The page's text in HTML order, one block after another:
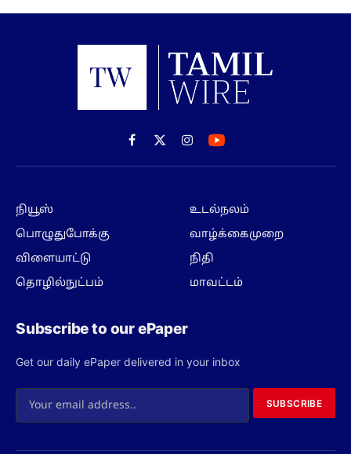
Facebook
X
(Twitter)
Instagram
நியூஸ்
பொழுதுபோக்கு
விளையாட்டு
தொழில்நுட்பம்
உடல்நலம்
வாழ்க்கைமுறை
நிதி
மாவட்டம்
Subscribe to our ePaper
Get our daily ePaper delivered in your inbox
SUBSCRIBE